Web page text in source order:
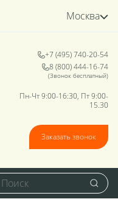
Москва
+7 (495) 740-20-54
8 (800) 444-16-74
(Звонок бесплатный)
Пн-Чт 9:00-16:30, Пт 9:00-
15.30
Заказать звонок